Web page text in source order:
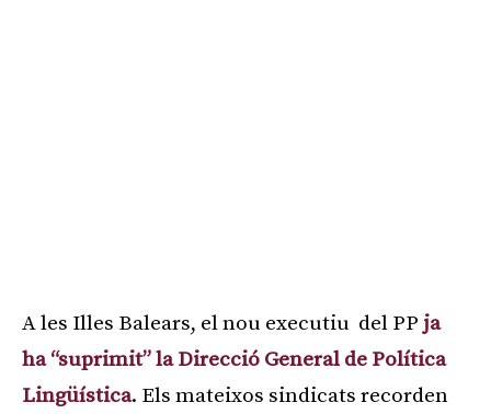
A les Illes Balears, el nou executiu del PP ja
ha “suprimit” la Direcció General de Política
Lingüística. Els mateixos sindicats recorden